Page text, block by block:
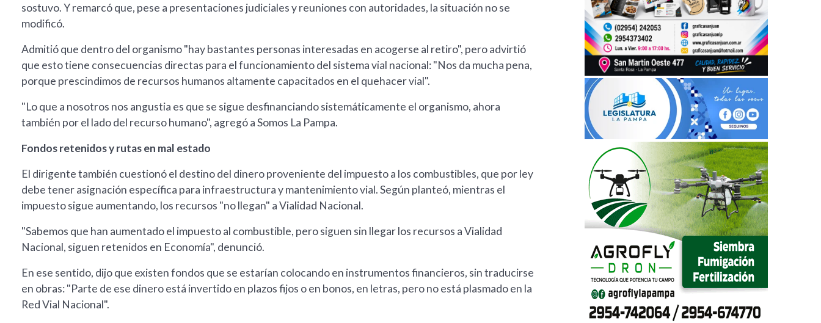
sostuvo. Y remarcó que, pese a presentaciones judiciales y reuniones con autoridades, la situación no se
modificó.
Admitió que dentro del organismo "hay bastantes personas interesadas en acogerse al retiro", pero advirtió
que esto tiene consecuencias directas para el funcionamiento del sistema vial nacional: "Nos da mucha pena,
porque prescindimos de recursos humanos altamente capacitados en el quehacer vial".
"Lo que a nosotros nos angustia es que se sigue desfinanciando sistemáticamente el organismo, ahora
también por el lado del recurso humano", agregó a Somos La Pampa.
Fondos retenidos y rutas en mal estado
El dirigente también cuestionó el destino del dinero proveniente del impuesto a los combustibles, que por ley
debe tener asignación específica para infraestructura y mantenimiento vial. Según planteó, mientras el
impuesto sigue aumentando, los recursos "no llegan" a Vialidad Nacional.
"Sabemos que han aumentado el impuesto al combustible, pero siguen sin llegar los recursos a Vialidad
Nacional, siguen retenidos en Economía", denunció.
En ese sentido, dijo que existen fondos que se estarían colocando en instrumentos financieros, sin traducirse
en obras: "Parte de ese dinero está invertido en plazos fijos o en bonos, en letras, pero no está plasmado en la
Red Vial Nacional".